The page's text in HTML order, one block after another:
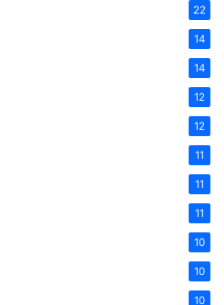
22
14
14
12
12
11
11
11
10
10
10